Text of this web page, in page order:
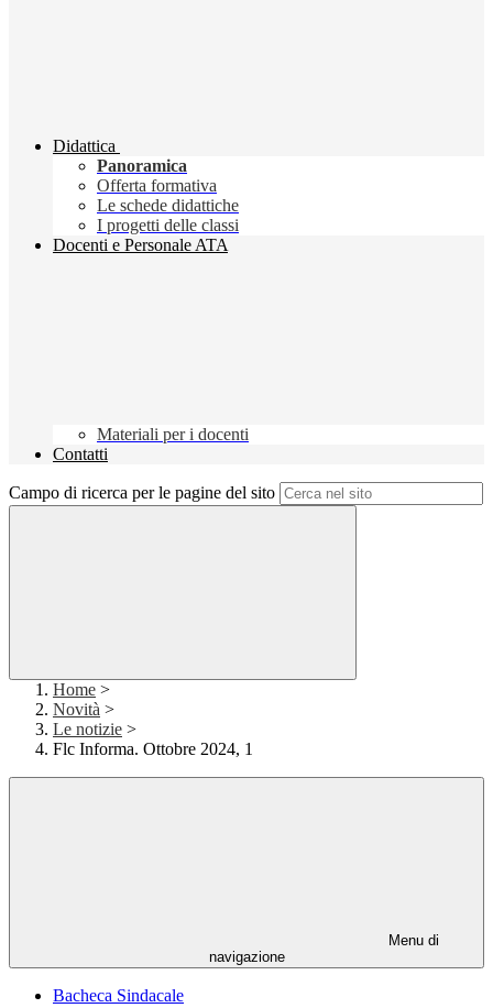
Didattica
Panoramica
Offerta formativa
Le schede didattiche
I progetti delle classi
Docenti e Personale ATA
Materiali per i docenti
Contatti
Campo di ricerca per le pagine del sito
Home >
Novità >
Le notizie >
Flc Informa. Ottobre 2024, 1
Menu di
navigazione
Bacheca Sindacale